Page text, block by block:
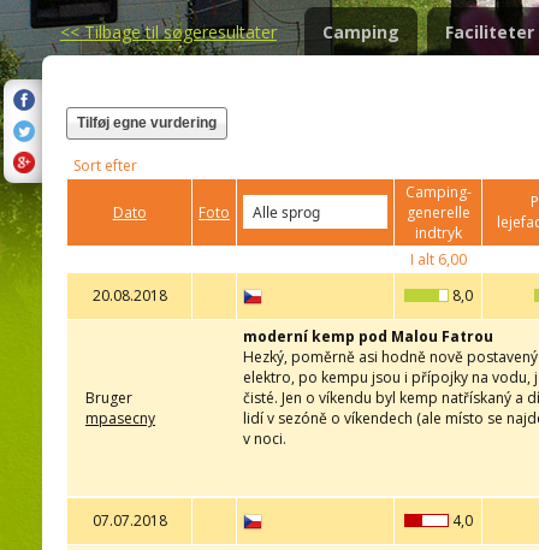
<<Tilbage til søgeresultater Camping Faciliteter
Tilføj egne vurdering
Sort efter
Dato Foto
Camping-
generelle
indtryk
I alt6,00
20.08.2018
8,0
Bruger
mpasecny
moderní kemp pod Malou Fatrou
Hezký, poměrně asi hodně nově
elektro, po kempu jsou i přípojky na vodu,
čisté. Jen o víkendu byl kemp natřískaný a
lidí v sezóně o víkendech (ale místo se
v noci.
07.07.2018 4,0